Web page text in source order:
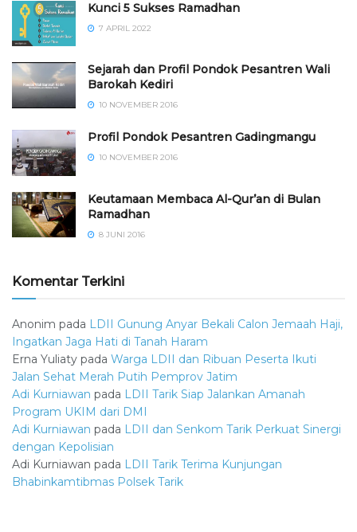
Kunci 5 Sukses Ramadhan
7 APRIL 2022
Sejarah dan Profil Pondok Pesantren Wali
Barokah Kediri
10 NOVEMBER 2016
⁠⁠⁠Profil Pondok Pesantren Gadingmangu
10 NOVEMBER 2016
Keutamaan Membaca Al-Qur’an di Bulan
Ramadhan
8 JUNI 2016
Komentar Terkini
Anonim pada LDII Gunung Anyar Bekali Calon Jemaah Haji,
Ingatkan Jaga Hati di Tanah Haram
Erna Yuliaty pada Warga LDII dan Ribuan Peserta Ikuti
Jalan Sehat Merah Putih Pemprov Jatim
Adi Kurniawan pada LDII Tarik Siap Jalankan Amanah
Program UKIM dari DMI
Adi Kurniawan pada LDII dan Senkom Tarik Perkuat Sinergi
dengan Kepolisian
Adi Kurniawan pada LDII Tarik Terima Kunjungan
Bhabinkamtibmas Polsek Tarik